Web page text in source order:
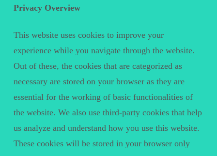
Privacy Overview
This website uses cookies to improve your
experience while you navigate through the website.
Out of these, the cookies that are categorized as
necessary are stored on your browser as they are
essential for the working of basic functionalities of
the website. We also use third-party cookies that help
us analyze and understand how you use this website.
These cookies will be stored in your browser only